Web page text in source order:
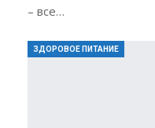
– все…
ЗДОРОВОЕ ПИТАНИЕ